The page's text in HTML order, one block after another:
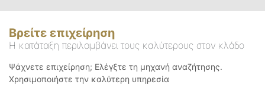
Βρείτε επιχείρηση
Η κατάταξη περιλαμβάνει τους καλύτερους στον κλάδο
Ψάχνετε επιχείρηση; Ελέγξτε τη μηχανή αναζήτησης.
Χρησιμοποιήστε την καλύτερη υπηρεσία